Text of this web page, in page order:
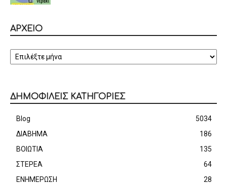
ΑΡΧΕΙΟ
ΔΗΜΟΦΙΛΕΙΣ ΚΑΤΗΓΟΡΙΕΣ
Blog
5034
ΔΙΑΒΗΜΑ
186
ΒΟΙΩΤΙΑ
135
ΣΤΕΡΕΑ
64
ΕΝΗΜΕΡΩΣΗ
28